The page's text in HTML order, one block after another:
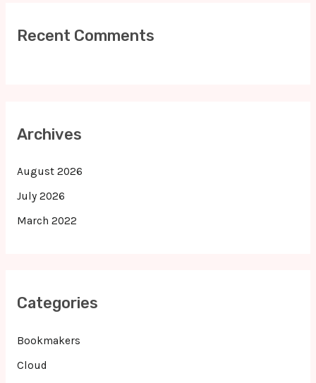
Recent Comments
Archives
August 2026
July 2026
March 2022
Categories
Bookmakers
Cloud